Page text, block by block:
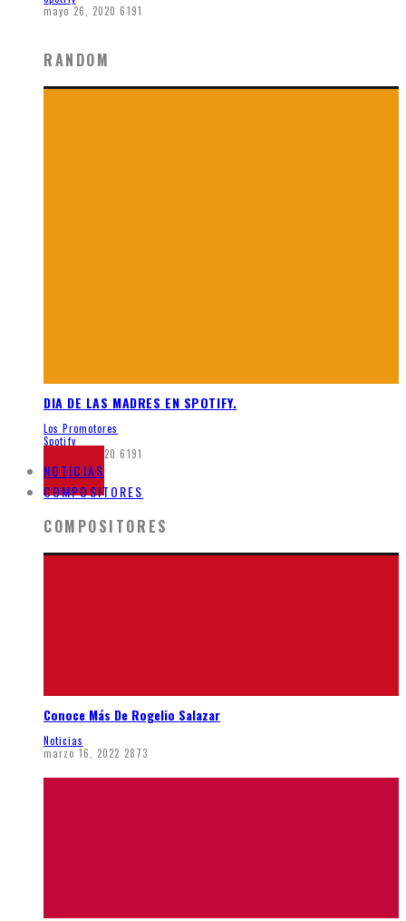
mayo 26, 2020 6191
RANDOM
DIA DE LAS MADRES EN SPOTIFY.
Los Promotores
Spotify
mayo 26, 2020 6191
NOTICIAS
COMPOSITORES
COMPOSITORES
Conoce Más De Rogelio Salazar
Noticias
marzo 16, 2022 2873